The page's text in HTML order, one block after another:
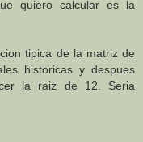
quiero calcular es la
tipica de la matriz de
historicas y despues
la raiz de 12. Seria